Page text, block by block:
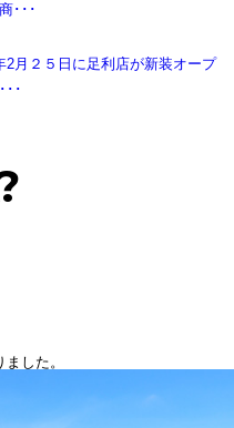
･･･
２５日に足利店が新装オープ
･･
した。